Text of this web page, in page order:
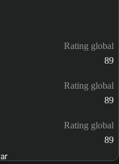
Rating global
89
Rating global
89
Rating global
89